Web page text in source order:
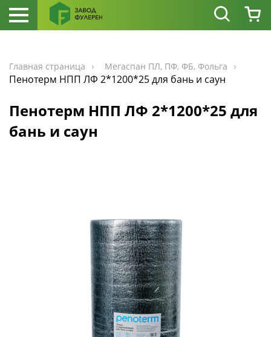
Главная страница Мегаспан ПЛ, ПФ, ФБ, Фольга
Пенотерм НПП ЛФ 2*1200*25 для бань и саун
Пенотерм НПП ЛФ 2*1200*25 для
бань и саун